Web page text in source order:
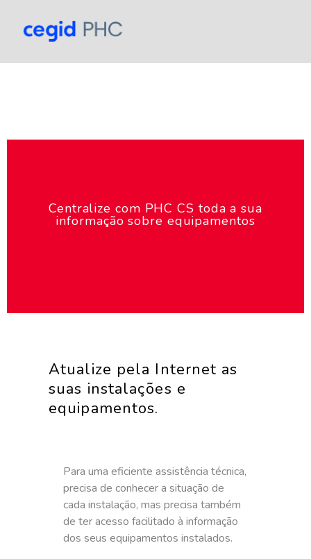
Centralize com PHC CS toda a sua
informação sobre equipamentos
Atualize pela Internet as
suas instalações e
equipamentos.
Para uma eficiente assistência técnica,
precisa de conhecer a situação de
cada instalação, mas precisa também
de ter acesso facilitado à informação
dos seus equipamentos instalados.